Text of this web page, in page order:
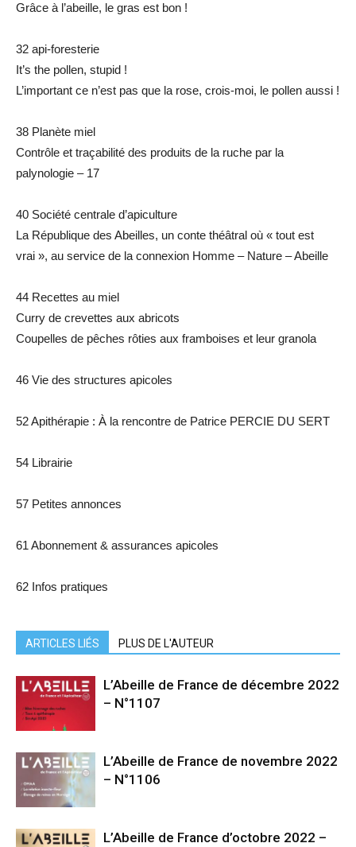
Grâce à l’abeille, le gras est bon !
32 api-foresterie
It’s the pollen, stupid !
L’important ce n’est pas que la rose, crois-moi, le pollen aussi !
38 Planète miel
Contrôle et traçabilité des produits de la ruche par la
palynologie – 17
40 Société centrale d’apiculture
La République des Abeilles, un conte théâtral où « tout est
vrai », au service de la connexion Homme – Nature – Abeille
44 Recettes au miel
Curry de crevettes aux abricots
Coupelles de pêches rôties aux framboises et leur granola
46 Vie des structures apicoles
52 Apithérapie : À la rencontre de Patrice PERCIE DU SERT
54 Librairie
57 Petites annonces
61 Abonnement & assurances apicoles
62 Infos pratiques
ARTICLES LIÉS PLUS DE L'AUTEUR
L’Abeille de France de décembre 2022
– N°1107
L’Abeille de France de novembre 2022
– N°1106
L’Abeille de France d’octobre 2022 –